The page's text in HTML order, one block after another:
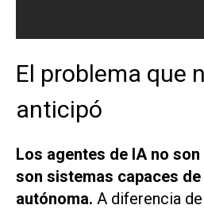
El problema que
anticipó
Los agentes de IA no
son sistemas capaces
autónoma. A diferencia